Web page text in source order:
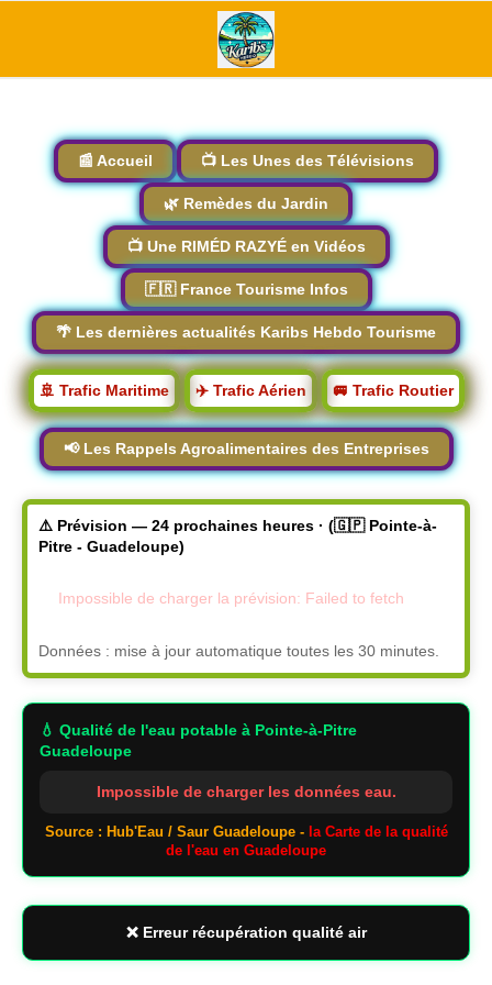
📰 Accueil 📺 Les Unes des Télévisions
🌿 Remèdes du Jardin
📺 Une RIMÉD RAZYÉ en Vidéos
🇫🇷 France Tourisme Infos
🌴 Les dernières actualités Karibs Hebdo Tourisme
🚢 Trafic Maritime ✈️ Trafic Aérien 🚐 Trafic Routier
📢 Les Rappels Agroalimentaires des Entreprises
⚠️ Prévision — 24 prochaines heures · (🇬🇵 Pointe-à-
Pitre - Guadeloupe)
Impossible de charger la prévision: Failed to fetch
Données : mise à jour automatique toutes les 30 minutes.
💧 Qualité de l'eau potable à Pointe-à-Pitre
Guadeloupe
Impossible de charger les données eau.
Source : Hub'Eau / Saur Guadeloupe - la Carte de la qualité
de l'eau en Guadeloupe
❌ Erreur récupération qualité air